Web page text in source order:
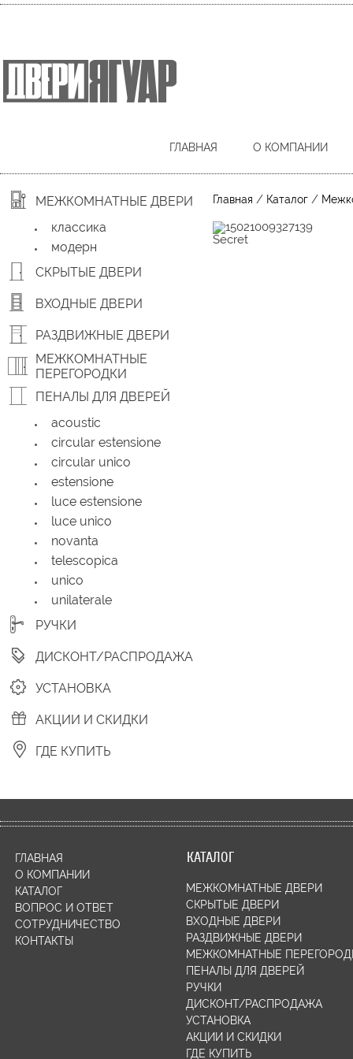
ГЛАВНАЯ О КОМПАНИИ
МЕЖКОМНАТНЫЕ ДВЕРИ
классика
модерн
СКРЫТЫЕ ДВЕРИ
ВХОДНЫЕ ДВЕРИ
РАЗДВИЖНЫЕ ДВЕРИ
МЕЖКОМНАТНЫЕ
ПЕРЕГОРОДКИ
ПЕНАЛЫ ДЛЯ ДВЕРЕЙ
acoustic
circular estensione
circular unico
estensione
luce estensione
luce unico
novanta
telescopica
unico
unilaterale
РУЧКИ
ДИСКОНТ/РАСПРОДАЖА
УСТАНОВКА
АКЦИИ И СКИДКИ
ГДЕ КУПИТЬ
Главная / Каталог /
Secret
ГЛАВНАЯ
О КОМПАНИИ
КАТАЛОГ
ВОПРОС И ОТВЕТ
СОТРУДНИЧЕСТВО
КОНТАКТЫ
КАТАЛОГ
МЕЖКОМНАТНЫЕ ДВЕРИ
СКРЫТЫЕ ДВЕРИ
ВХОДНЫЕ ДВЕРИ
РАЗДВИЖНЫЕ ДВЕРИ
МЕЖКОМНАТНЫЕ
ПЕНАЛЫ ДЛЯ ДВЕРЕЙ
РУЧКИ
ДИСКОНТ/РАСПРОДАЖА
УСТАНОВКА
АКЦИИ И СКИДКИ
ГДЕ КУПИТЬ